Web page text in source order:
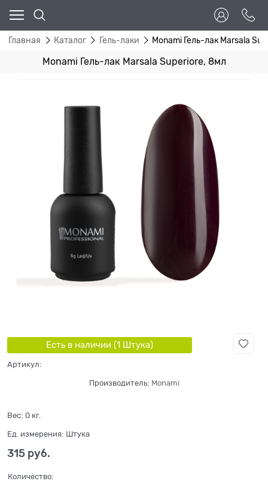
Главная Каталог Гель-лаки Monami Гель-лак Marsala
Monami Гель-лак Marsala Superiore, 8мл
Есть в наличии (1 Штука)
Артикул:
Производитель: Monami
Вес: 0 кг.
Ед. измерения: Штука
315 руб.
Количество: